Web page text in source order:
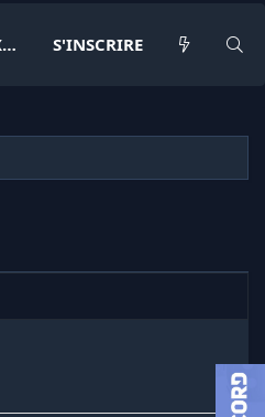
CONNEXION S'INSCRIRE